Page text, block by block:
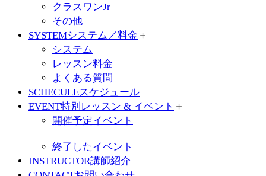
クラスワンJr
その他
SYSTEMシステム／料金 ＋
システム
レッスン料金
よくある質問
SCHECULEスケジュール
EVENT特別レッスン & イベント ＋
開催予定イベント
終了したイベント
INSTRUCTOR講師紹介